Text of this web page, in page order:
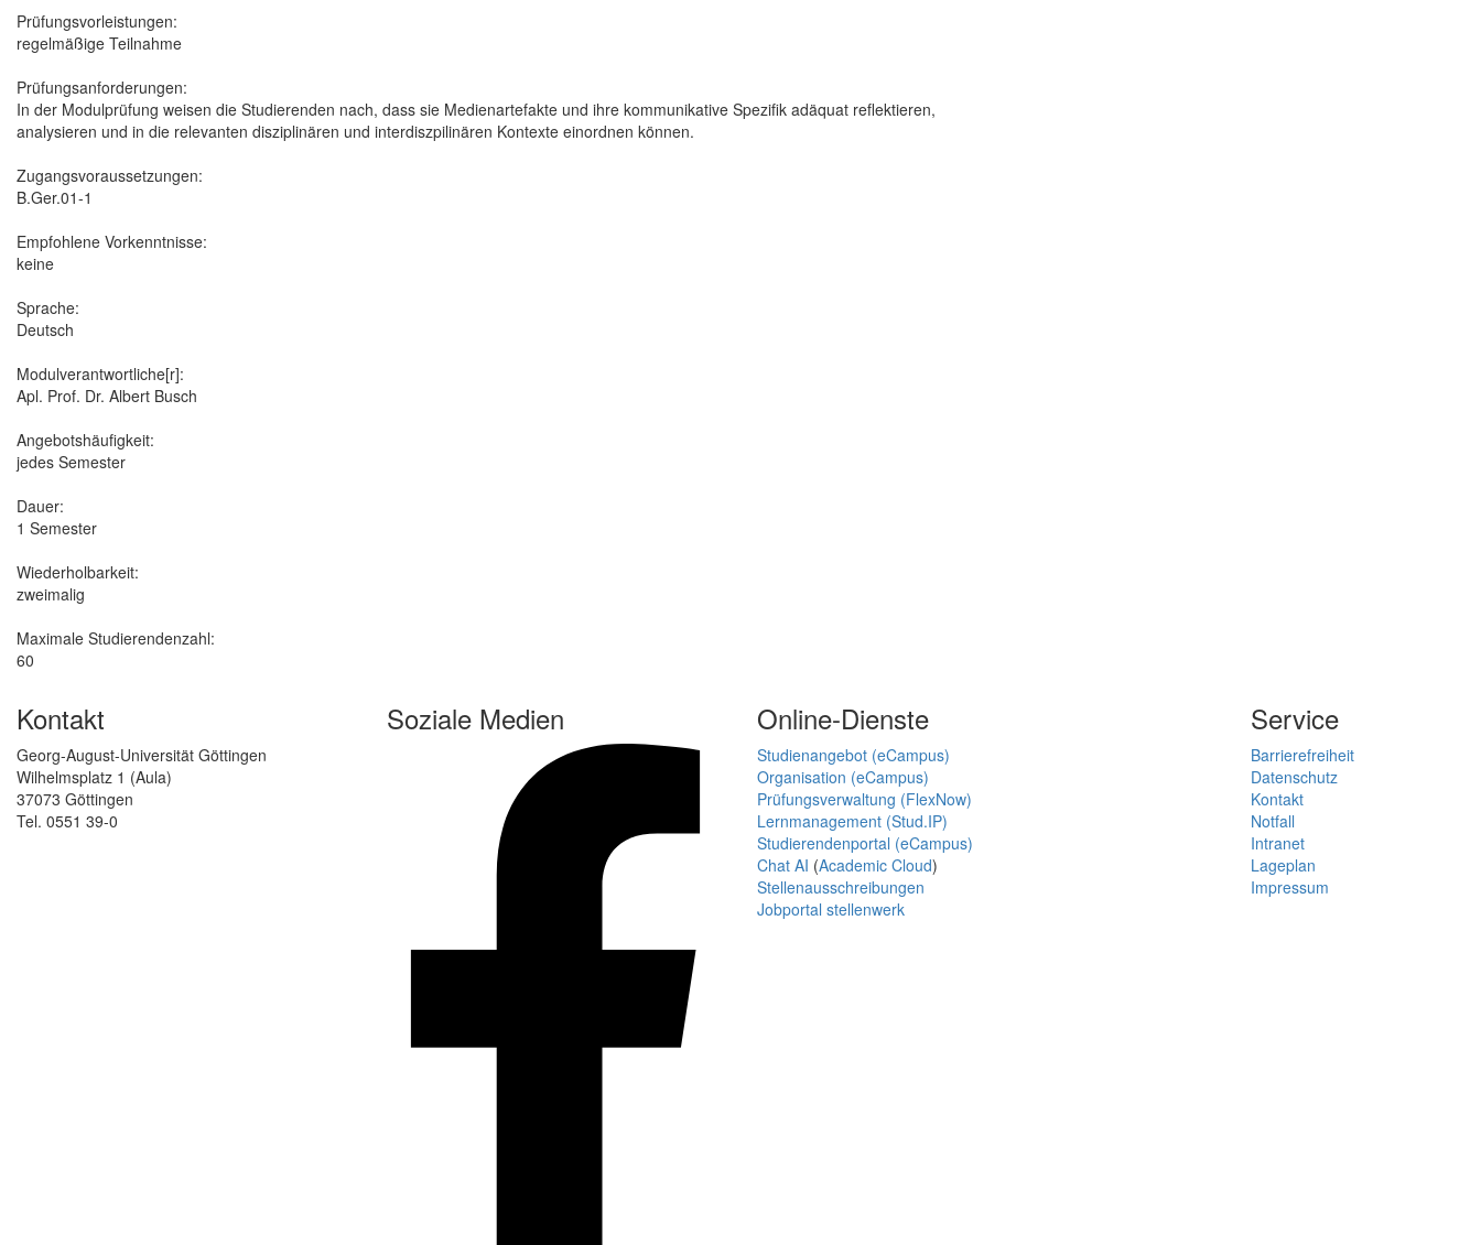
Prüfungsvorleistungen:
regelmäßige Teilnahme
Prüfungsanforderungen:
In der Modulprüfung weisen die Studierenden nach, dass sie Medienartefakte und ihre kommunikative Spezifik adäquat reflektieren,
analysieren und in die relevanten disziplinären und interdiszpilinären Kontexte einordnen können.
Zugangsvoraussetzungen:
B.Ger.01-1
Empfohlene Vorkenntnisse:
keine
Sprache:
Deutsch
Modulverantwortliche[r]:
Apl. Prof. Dr. Albert Busch
Angebotshäufigkeit:
jedes Semester
Dauer:
1 Semester
Wiederholbarkeit:
zweimalig
Maximale Studierendenzahl:
60
Kontakt
Georg-August-Universität Göttingen
Wilhelmsplatz 1 (Aula)
37073 Göttingen
Tel. 0551 39-0
Soziale Medien Online-Dienste
Studienangebot (eCampus)
Organisation (eCampus)
Prüfungsverwaltung (FlexNow)
Lernmanagement (Stud.IP)
Studierendenportal (eCampus)
Chat AI (Academic Cloud)
Stellenausschreibungen
Jobportal stellenwerk
Service
Barrierefreiheit
Datenschutz
Kontakt
Notfall
Intranet
Lageplan
Impressum